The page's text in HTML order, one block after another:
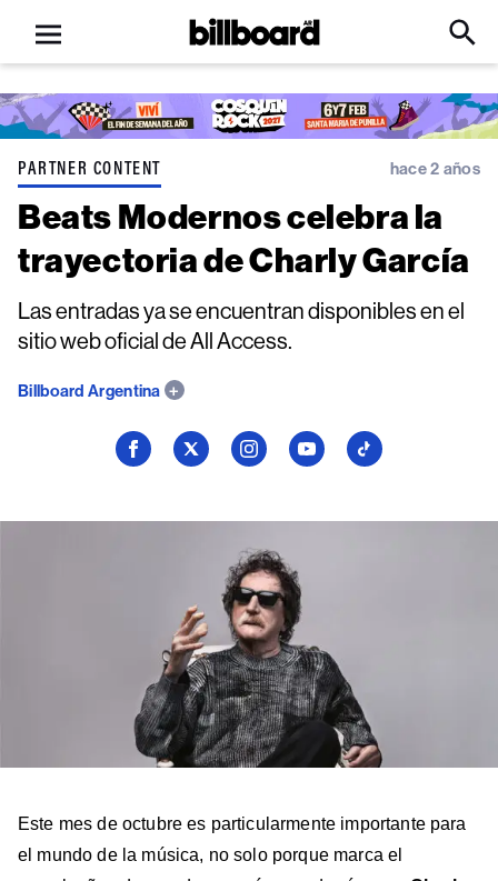
Open
menu
Billboard
Click
Input
PARTNER CONTENT hace 2 años
Beats Modernos celebra la
trayectoria de Charly García
Las entradas ya se encuentran disponibles en el
sitio web oficial de All Access.
Billboard Argentina
Seguí
en
Seguí
en
Seguí
en
Instagram
Seguí
en
Seguí
en
Este mes de octubre es particularmente importante para
el mundo de la música, no solo porque marca el